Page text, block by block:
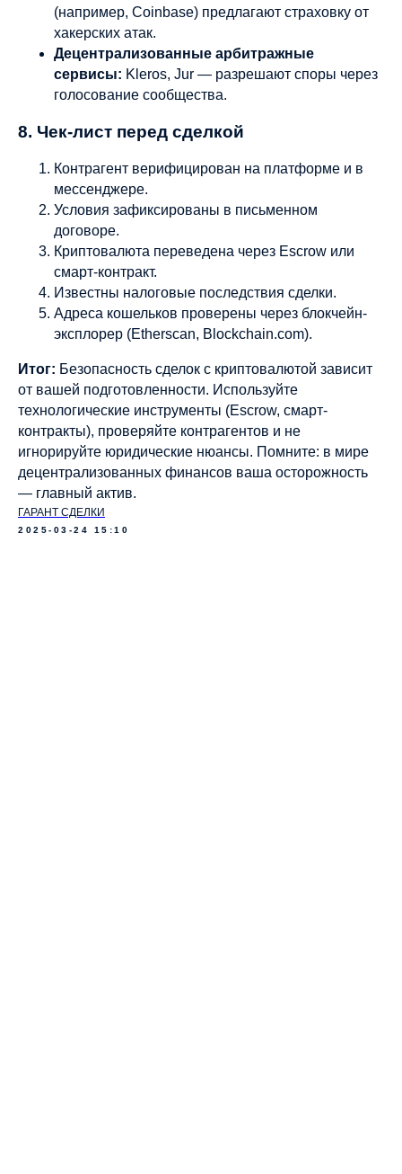
(например, Coinbase) предлагают страховку от
хакерских атак.
Децентрализованные арбитражные
сервисы: Kleros, Jur — разрешают споры через
голосование сообщества.
8. Чек-лист перед сделкой
Контрагент верифицирован на платформе и в
мессенджере.
Условия зафиксированы в письменном
договоре.
Криптовалюта переведена через Escrow или
смарт-контракт.
Известны налоговые последствия сделки.
Адреса кошельков проверены через блокчейн-
эксплорер (Etherscan, Blockchain.com).
Итог: Безопасность сделок с криптовалютой зависит
от вашей подготовленности. Используйте
технологические инструменты (Escrow, смарт-
контракты), проверяйте контрагентов и не
игнорируйте юридические нюансы. Помните: в мире
децентрализованных финансов ваша осторожность
— главный актив.
ГАРАНТ СДЕЛКИ
2025-03-24 15:10